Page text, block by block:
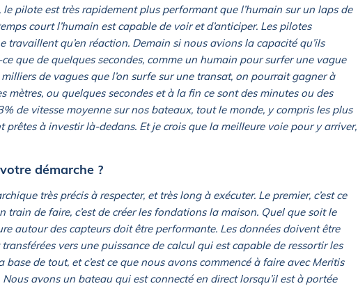
le pilote est très rapidement plus performant que l’humain sur un laps de
court l’humain est capable de voir et d’anticiper. Les pilotes
travaillent qu’en réaction. Demain si nous avions la capacité qu’ils
que de quelques secondes, comme un humain pour surfer une vague
de vagues que l’on surfe sur une transat, on pourrait gagner à
mètres, ou quelques secondes et à la fin ce sont des minutes ou des
de vitesse moyenne sur nos bateaux, tout le monde, y compris les plus
prêtes à investir là-dedans. Et je crois que la meilleure voie pour y arriver,
démarche ?
très précis à respecter, et très long à exécuter. Le premier, c’est ce
train de faire, c’est de créer les fondations la maison. Quel que soit le
autour des capteurs doit être performante. Les données doivent être
vers une puissance de calcul qui est capable de ressortir les
base de tout, et c’est ce que nous avons commencé à faire avec Meritis
Nous avons un bateau qui est connecté en direct lorsqu’il est à portée